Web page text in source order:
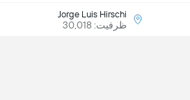
Jorge Luis Hirschi
ظرفیت: 30,018